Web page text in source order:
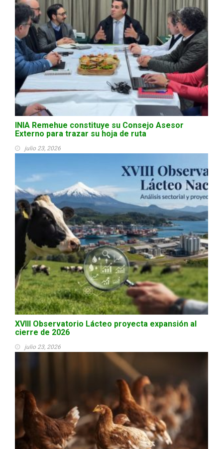
INIA Remehue constituye su Consejo Asesor
Externo para trazar su hoja de ruta
julio 23, 2026
XVIII Observatorio Lácteo proyecta expansión al
cierre de 2026
julio 23, 2026